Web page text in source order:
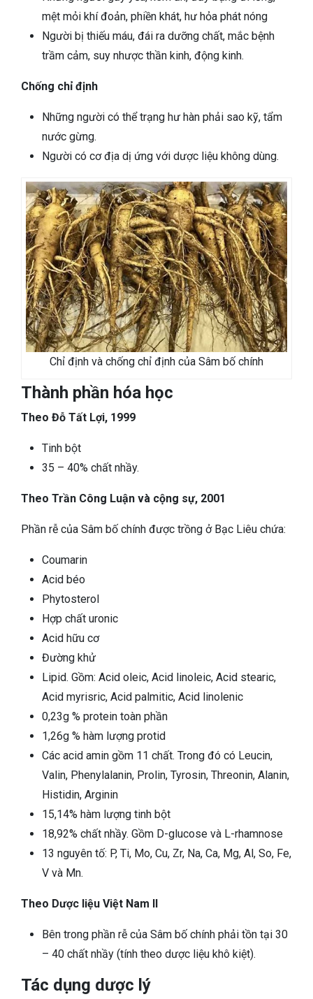
mệt mỏi khí đoản, phiền khát, hư hỏa phát nóng
Người bị thiếu máu, đái ra dưỡng chất, mắc bệnh
trầm cảm, suy nhược thần kinh, động kinh.
Chống chỉ định
Những người có thể trạng hư hàn phải sao kỹ, tẩm
nước gừng.
Người có cơ địa dị ứng với dược liệu không dùng.
Chỉ định và chống chỉ định của Sâm bố chính
Thành phần hóa học
Theo Đỗ Tất Lợi, 1999
Tinh bột
35 – 40% chất nhầy.
Theo Trần Công Luận và cộng sự, 2001
Phần rễ của Sâm bố chính được trồng ở Bạc Liêu chứa:
Coumarin
Acid béo
Phytosterol
Hợp chất uronic
Acid hữu cơ
Đường khử
Lipid. Gồm: Acid oleic, Acid linoleic, Acid stearic,
Acid myrisric, Acid palmitic, Acid linolenic
0,23g % protein toàn phần
1,26g % hàm lượng protid
Các acid amin gồm 11 chất. Trong đó có Leucin,
Valin, Phenylalanin, Prolin, Tyrosin, Threonin, Alanin,
Histidin, Arginin
15,14% hàm lượng tinh bột
18,92% chất nhầy. Gồm D-glucose và L-rhamnose
13 nguyên tố: P, Ti, Mo, Cu, Zr, Na, Ca, Mg, Al, So, Fe,
V và Mn.
Theo Dược liệu Việt Nam II
Bên trong phần rễ của Sâm bố chính phải tồn tại 30
– 40 chất nhầy (tính theo dược liệu khô kiệt).
Tác dụng dược lý